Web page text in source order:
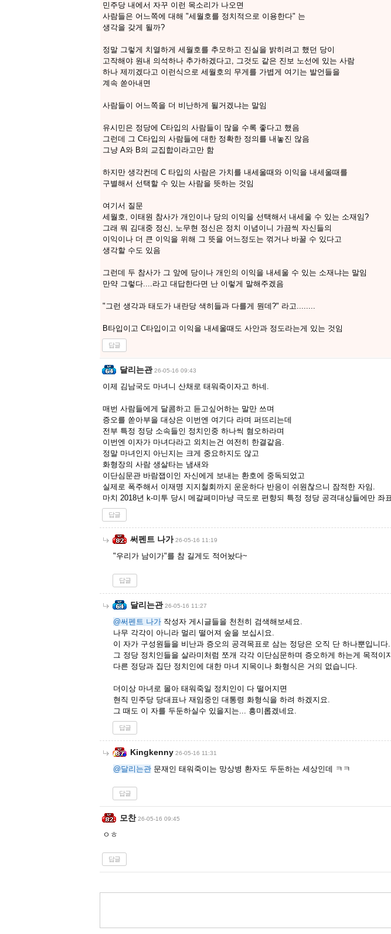
민주당 내에서 자꾸 이런 목소리가 나오면
사람들은 어느쪽에 대해 "세월호를 정치적으로 이용한다" 는
생각을 갖게 될까?
정말 그렇게 치열하게 세월호를 추모하고 진실을 밝히려고 했던 당이
고작해야 원내 의석하나 추가하겠다고, 그것도 같은 진보 노선에 있는 사람
하나 제끼겠다고 이런식으로 세월호의 무게를 가볍게 여기는 발언들을
계속 쏟아내면
사람들이 어느쪽을 더 비난하게 될거겠냐는 말임
유시민은 정당에 C타입의 사람들이 많을 수록 좋다고 했음
그런데 그 C타입의 사람들에 대한 정확한 정의를 내놓진 않음
그냥 A와 B의 교집합이라고만 함
하지만 생각컨데 C 타입의 사람은 가치를 내세울때와 이익을 내세울때를
구별해서 선택할 수 있는 사람을 뜻하는 것임
여기서 질문
세월호, 이태원 참사가 개인이나 당의 이익을 선택해서 내세울 수 있는 소재임?
그래 뭐 김대중 정신, 노무현 정신은 정치 이념이니 가끔씩 자신들의
이익이나 더 큰 이익을 위해 그 뜻을 어느정도는 꺾거나 바꿀 수 있다고
생각할 수도 있음
그런데 두 참사가 그 앞에 당이나 개인의 이익을 내세울 수 있는 소재냐는 말임
만약 그렇다....라고 대답한다면 난 이렇게 말해주겠음
"그런 생각과 태도가 내란당 색히들과 다를게 뭔데?" 라고........
B타입이고 C타입이고 이익을 내세울때도 사안과 정도라는게 있는 것임
답글
달리는관 26-05-16 09:43
이제 김남국도 마녀니 산채로 태워죽이자고 하네.
매번 사람들에게 달콤하고 듣고싶어하는 말만 쓰며
증오를 쏟아부을 대상은 이번엔 여기다 라며 퍼뜨리는데
전부 특정 정당 소속들인 정치인중 하나씩 혐오하라며
이번엔 이자가 마녀다라고 외치는건 여전히 한결같음.
정말 마녀인지 아닌지는 크게 중요하지도 않고
화형장의 사람 생살타는 냄새와
이단심문관 바람잽이인 자신에게 보내는 환호에 중독되었고
실제로 폭주해서 이재명 지지철회까지 운운하다 반응이 쉬원찮으니 잠적한 자임.
마치 2018년 k-미투 당시 메갈페미마냥 극도로 편향되 특정 정당 공격대상들에만 좌
답글
써펜트 나가 26-05-16 11:19
"우리가 남이가"를 참 길게도 적어놨다~
답글
달리는관 26-05-16 11:27
@써펜트 나가 작성자 게시글들을 천천히 검색해보세요.
나무 각각이 아니라 멀리 떨어져 숲을 보십시요.
이 자가 구성원들을 비난과 증오의 공격목표로 삼는 정당은 오직 단 하나뿐입니다.
그 정당 정치인들을 살라미처럼 쪼개 각각 이단심문하며 증오하게 하는게 목적이
다른 정당과 집단 정치인에 대한 마녀 지목이나 화형식은 거의 없습니다.
더이상 마녀로 몰아 태워죽일 정치인이 다 떨어지면
현직 민주당 당대표나 재임중인 대통령 화형식을 하려 하겠지요.
그 때도 이 자를 두둔하실수 있을지는... 흥미롭겠네요.
답글
Kingkenny 26-05-16 11:31
@달리는관 문재인 태워죽이는 망상병 환자도 두둔하는 세상인데 ㅋㅋ
답글
모찬 26-05-16 09:45
ㅇㅎ
답글